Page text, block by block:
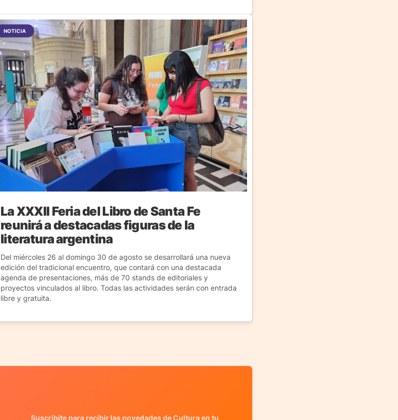
NOTICIA
La XXXII Feria del Libro de Santa Fe
reunirá a destacadas figuras de la
literatura argentina
Del miércoles 26 al domingo 30 de agosto se desarrollará una nueva
edición del tradicional encuentro, que contará con una destacada
agenda de presentaciones, más de 70 stands de editoriales y
proyectos vinculados al libro. Todas las actividades serán con entrada
libre y gratuita.
Suscribite para recibir las novedades de Cultura en tu